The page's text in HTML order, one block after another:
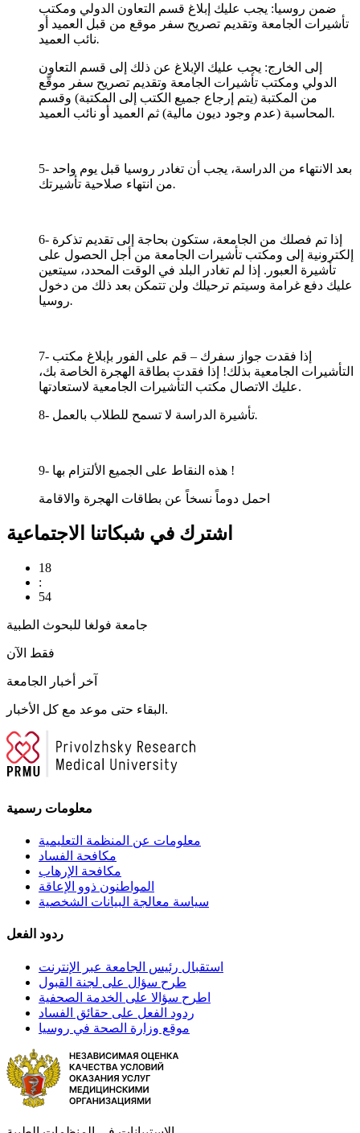
ضمن روسيا: يجب عليك إبلاغ قسم التعاون الدولي ومكتب
تأشيرات الجامعة وتقديم تصريح سفر موقع من قبل العميد أو
نائب العميد.
إلى الخارج: يجب عليك الإبلاغ عن ذلك إلى قسم التعاون
الدولي ومكتب تأشيرات الجامعة وتقديم تصريح سفر موقّع
من المكتبة (يتم إرجاع جميع الكتب إلى المكتبة) وقسم
المحاسبة (عدم وجود ديون مالية) ثم العميد أو نائب العميد .
5- بعد الانتهاء من الدراسة، يجب أن تغادر روسيا قبل يوم واحد
من انتهاء صلاحية تأشيرتك.
6- إذا تم فصلك من الجامعة، ستكون بحاجة إلى تقديم تذكرة
إلكترونية إلى ومكتب تأشيرات الجامعة من أجل الحصول على
تأشيرة العبور. إذا لم تغادر البلد في الوقت المحدد، سيتعين
عليك دفع غرامة وسيتم ترحيلك ولن تتمكن بعد ذلك من دخول
روسيا.
7- إذا فقدت جواز سفرك – قم على الفور بإبلاغ مكتب
التأشيرات الجامعية بذلك! إذا فقدت بطاقة الهجرة الخاصة بك،
عليك الاتصال مكتب التأشيرات الجامعية لاستعادتها.
8- تأشيرة الدراسة لا تسمح للطلاب بالعمل.
9- هذه النقاط على الجميع الألتزام بها !
احمل دوماً نسخاً عن بطاقات الهجرة والاقامة
اشترك في شبكاتنا الاجتماعية
18
:
54
جامعة فولغا للبحوث الطبية
فقط الآن
آخر أخبار الجامعة
البقاء حتى موعد مع كل الأخبار.
معلومات رسمية
معلومات عن المنظمة التعليمية
مكافحة الفساد
مكافحة الإرهاب
المواطنون ذوو الإعاقة
سياسة معالجة البيانات الشخصية
ردود الفعل
استقبال رئيس الجامعة عبر الإنترنت
طرح سؤال على لجنة القبول
اطرح سؤالا على الخدمة الصحفية
ردود الفعل على حقائق الفساد
موقع وزارة الصحة في روسيا